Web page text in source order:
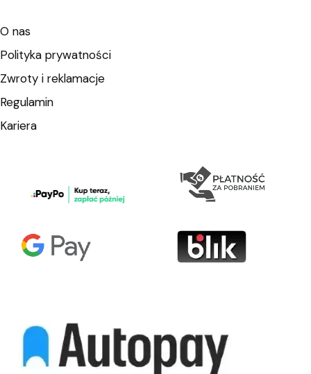
O nas
Polityka prywatności
Zwroty i reklamacje
Regulamin
Kariera